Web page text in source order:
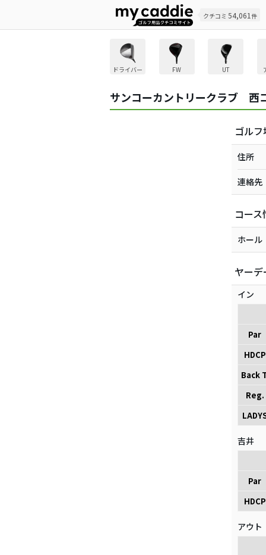
クチコミ 54,061 件
ドライバー FW UT
サンコーカントリークラブ 西
ゴル
住所
連絡先
コース
ホール
ヤーデ
イン
Par
HDCP
Back
Reg.
吉井
Par
HDCP
アウト